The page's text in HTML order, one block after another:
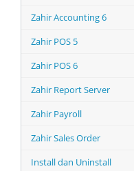
Zahir Accounting 6
Zahir POS 5
Zahir POS 6
Zahir Report Server
Zahir Payroll
Zahir Sales Order
Install dan Uninstall